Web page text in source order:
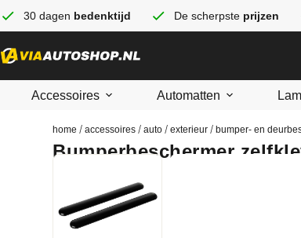
30 dagen bedenktijd De scherpste prijzen
Accessoires Automatten
home /accessoires /auto /exterieur /bumper- en
Bumperbeschermer